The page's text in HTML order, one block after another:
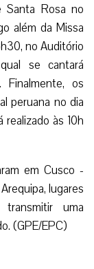
Santa Rosa no
além da Missa
no Auditório
se cantará
os
peruana no dia
às 10h
em Cusco -
lugares
uma
(GPE/EPC)